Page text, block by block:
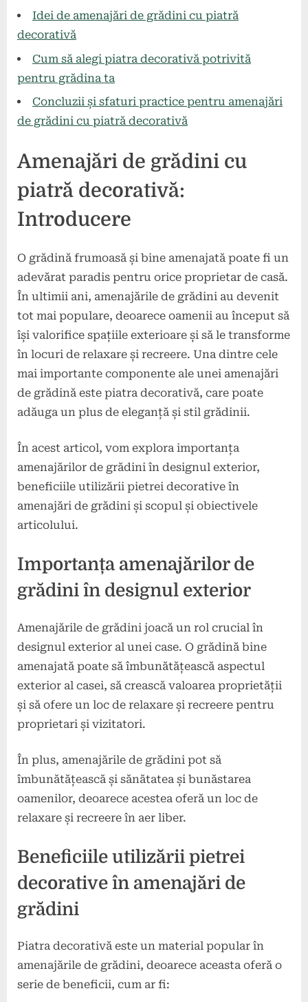
Idei de amenajări de grădini cu piatră
decorativă
Cum să alegi piatra decorativă potrivită
pentru grădina ta
Concluzii și sfaturi practice pentru amenajări
de grădini cu piatră decorativă
Amenajări de grădini cu
piatră decorativă:
Introducere
O grădină frumoasă și bine amenajată poate fi un
adevărat paradis pentru orice proprietar de casă.
În ultimii ani, amenajările de grădini au devenit
tot mai populare, deoarece oamenii au început să
își valorifice spațiile exterioare și să le transforme
în locuri de relaxare și recreere. Una dintre cele
mai importante componente ale unei amenajări
de grădină este piatra decorativă, care poate
adăuga un plus de eleganță și stil grădinii.
În acest articol, vom explora importanța
amenajărilor de grădini în designul exterior,
beneficiile utilizării pietrei decorative în
amenajări de grădini și scopul și obiectivele
articolului.
Importanța amenajărilor de
grădini în designul exterior
Amenajările de grădini joacă un rol crucial în
designul exterior al unei case. O grădină bine
amenajată poate să îmbunătățească aspectul
exterior al casei, să crească valoarea proprietății
și să ofere un loc de relaxare și recreere pentru
proprietari și vizitatori.
În plus, amenajările de grădini pot să
îmbunătățească și sănătatea și bunăstarea
oamenilor, deoarece acestea oferă un loc de
relaxare și recreere în aer liber.
Beneficiile utilizării pietrei
decorative în amenajări de
grădini
Piatra decorativă este un material popular în
amenajările de grădini, deoarece aceasta oferă o
serie de beneficii, cum ar fi: